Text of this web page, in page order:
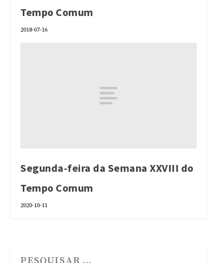
Tempo Comum
2018-07-16
Segunda-feira da Semana XXVIII do
Tempo Comum
2020-10-11